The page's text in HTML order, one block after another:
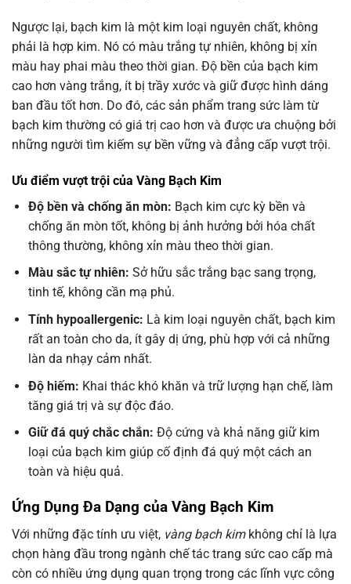
Ngược lại, bạch kim là một kim loại nguyên chất, không
phải là hợp kim. Nó có màu trắng tự nhiên, không bị xỉn
màu hay phai màu theo thời gian. Độ bền của bạch kim
cao hơn vàng trắng, ít bị trầy xước và giữ được hình dáng
ban đầu tốt hơn. Do đó, các sản phẩm trang sức làm từ
bạch kim thường có giá trị cao hơn và được ưa chuộng bởi
những người tìm kiếm sự bền vững và đẳng cấp vượt trội.
Ưu điểm vượt trội của Vàng Bạch Kim
Độ bền và chống ăn mòn: Bạch kim cực kỳ bền và
chống ăn mòn tốt, không bị ảnh hưởng bởi hóa chất
thông thường, không xỉn màu theo thời gian.
Màu sắc tự nhiên: Sở hữu sắc trắng bạc sang trọng,
tinh tế, không cần mạ phủ.
Tính hypoallergenic: Là kim loại nguyên chất, bạch kim
rất an toàn cho da, ít gây dị ứng, phù hợp với cả những
làn da nhạy cảm nhất.
Độ hiếm: Khai thác khó khăn và trữ lượng hạn chế, làm
tăng giá trị và sự độc đáo.
Giữ đá quý chắc chắn: Độ cứng và khả năng giữ kim
loại của bạch kim giúp cố định đá quý một cách an
toàn và hiệu quả.
Ứng Dụng Đa Dạng của Vàng Bạch Kim
Với những đặc tính ưu việt, vàng bạch kimkhông chỉ là lựa
chọn hàng đầu trong ngành chế tác trang sức cao cấp mà
còn có nhiều ứng dụng quan trọng trong các lĩnh vực công